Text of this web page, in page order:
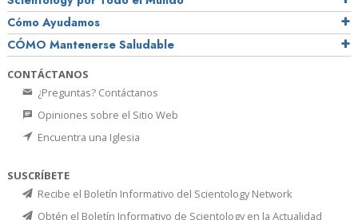
Cómo Ayudamos
CÓMO Mantenerse Saludable
CONTÁCTANOS
¿Preguntas? Contáctanos
Opiniones sobre el Sitio Web
Encuentra una Iglesia
SUSCRÍBETE
Recibe el Boletín Informativo del Scientology Network
Obtén el Boletín Informativo de Scientology en la Actualidad